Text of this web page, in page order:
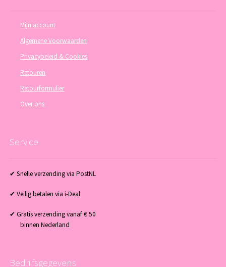
Mijn account
Algemene Voorwaarden
Privacybeleid & Cookies
Retouren
Retourformulier
Over ons
Service
✔ Snelle verzending via PostNL
✔ Veilig betalen via i-Deal
✔ Gratis verzending vanaf € 50
binnen Nederland
Bedrijfsgegevens